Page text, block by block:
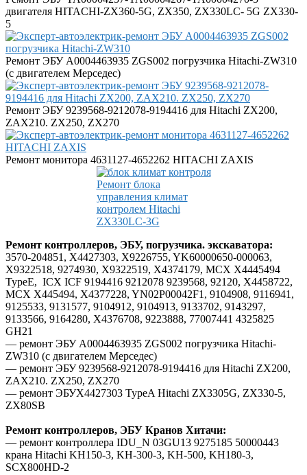
двигателя HITACHI-ZX360-5G, ZX350, ZX330LC- 5G ZX330-
5
Ремонт ЭБУ A0004463935 ZGS002 погрузчика Hitachi-ZW310
(с двигателем Мерседес)
Ремонт ЭБУ 9239568-9212078-9194416 для Hitachi ZX200,
ZAX210. ZX250, ZX270
Ремонт монитора 4631127-4652262 HITACHI ZAXIS
Ремонт блока
управления климат
контролем Hitachi
ZX330LC-3G
Ремонт контроллеров, ЭБУ, погрузчика. экскаватора:
3570-204851, X4427303, X9226755, YK60000650-000063,
X9322518, 9274930, X9322519, X4374179, MCX X4445494
TypeE, ICX ICF 9194416 9212078 9239568, 92120, X4458722,
MCX X445494, X4377228, YN02P00042F1, 9104908, 9116941,
9125533, 9131577, 9104912, 9104913, 9133702, 9143297,
9133566, 9164280, X4376708, 9223888, 77007441 4325825
GH21
— ремонт ЭБУ A0004463935 ZGS002 погрузчика Hitachi-
ZW310 (с двигателем Мерседес)
— ремонт ЭБУ 9239568-9212078-9194416 для Hitachi ZX200,
ZAX210. ZX250, ZX270
— ремонт ЭБУX4427303 TypeA Hitachi ZX3305G, ZX330-5,
ZX80SB
Ремонт контроллеров, ЭБУ Кранов Хитачи:
— ремонт контроллера IDU_N 03GU13 9275185 50000443
крана Hitachi KH150-3, KH-300-3, KH-500, KH180-3,
SCX800HD-2